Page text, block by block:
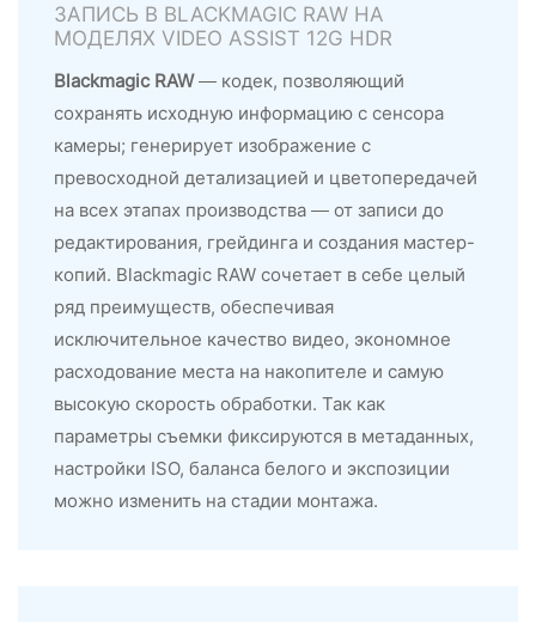
ЗАПИСЬ В BLACKMAGIC RAW НА
МОДЕЛЯХ VIDEO ASSIST 12G HDR
Blackmagic RAW— кодек, позволяющий
сохранять исходную информацию с сенсора
камеры; генерирует изображение с
превосходной детализацией и цветопередачей
на всех этапах производства — от записи до
редактирования, грейдинга и создания мастер-
копий. Blackmagic RAW сочетает в себе целый
ряд преимуществ, обеспечивая
исключительное качество видео, экономное
расходование места на накопителе и самую
высокую скорость обработки. Так как
параметры съемки фиксируются в метаданных,
настройки ISO, баланса белого и экспозиции
можно изменить на стадии монтажа.